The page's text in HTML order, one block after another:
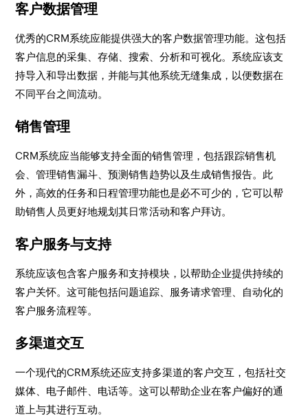
客户数据管理
优秀的CRM系统应能提供强大的客户数据管理功能。这包括
客户信息的采集、存储、搜索、分析和可视化。系统应该支
持导入和导出数据，并能与其他系统无缝集成，以便数据在
不同平台之间流动。
销售管理
CRM系统应当能够支持全面的销售管理，包括跟踪销售机
会、管理销售漏斗、预测销售趋势以及生成销售报告。此
外，高效的任务和日程管理功能也是必不可少的，它可以帮
助销售人员更好地规划其日常活动和客户拜访。
客户服务与支持
系统应该包含客户服务和支持模块，以帮助企业提供持续的
客户关怀。这可能包括问题追踪、服务请求管理、自动化的
客户服务流程等。
多渠道交互
一个现代的CRM系统还应支持多渠道的客户交互，包括社交
媒体、电子邮件、电话等。这可以帮助企业在客户偏好的通
道上与其进行互动。